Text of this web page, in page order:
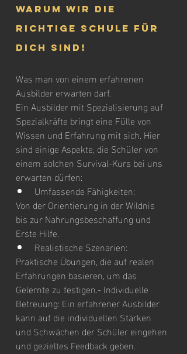
Warum wir die
richtige Schule für
dich sind!
Was man von einem erfahrenen
Ausbilder erwarten darf.
Ein Ausbilder mit Spezialisierung auf
Spezialkräfte bringt eine Fülle von
Wissen und Erfahrung mit sich. Hier
sind einige Aspekte, die Schüler von
einem solchen Survival-Kurs bei uns
erwarten dürfen:
Umfassende Fähigkeiten:
Von der Orientierung in der Wildnis
bis zur Nahrungsbeschaffung und
Erste Hilfe.
Realistische Szenarien:
Praktische Übungen, die auf realen
Erfahrungen basieren, um das
Gelernte zu festigen.- Individuelle
Betreuung: Ein erfahrener Ausbilder
kann auf die individuellen Stärken
und Schwächen der Schüler eingehen
und gezieltes Feedback geben.